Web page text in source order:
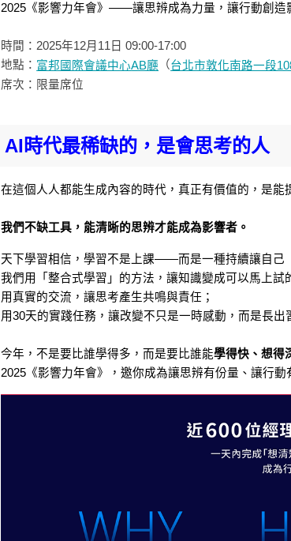
2025《影響力年會》——讓思辨成為力量，讓行動創造
時間：2025年12月11日 09:00-17:00
地點： 富邦國際會議中心AB廳 （台北市敦化南路一段
席次：限量席位
AI時代最稀缺的，是會思考的人
在這個人人都能生成內容的時代，真正有價值的，是能
我們不缺工具，能清晰的思辨才能成為影響者。
天下學習相信，學習不是上課——而是一種持續讓自己
我們用「整合式學習」的方法，讓知識變成可以馬上試
用真實的交流，讓思考產生共鳴與責任；
用30天的實踐任務，讓改變不只是一時感動，而是長出
今年，不是要比誰學得多，而是要比誰能學得快、想得
2025《影響力年會》，邀你成為讓思辨有份量、讓行動